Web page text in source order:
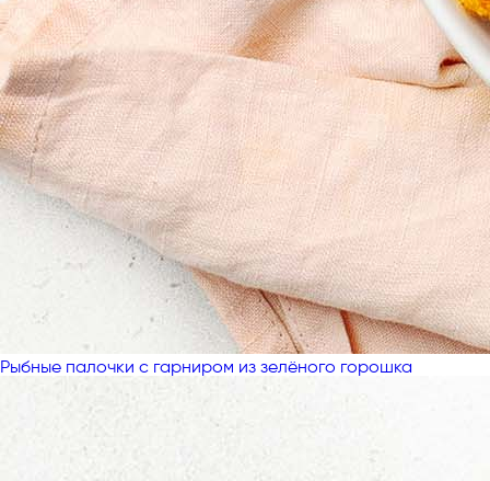
Рыбные палочки с гарниром из зелёного горошка